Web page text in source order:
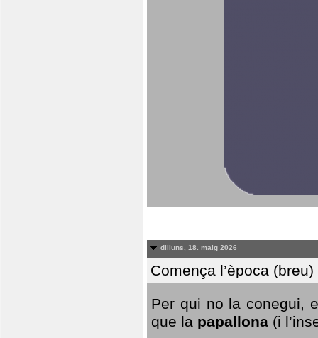
dilluns, 18. maig 2026
Comença l’època
Per qui no la conegui,
que la papallona (i